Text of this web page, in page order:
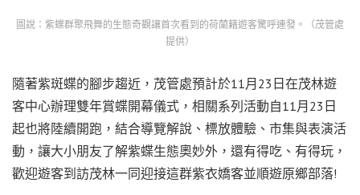
圖說：紫蝶群聚飛舞的生態奇觀讓首次看到的荷蘭籍遊客驚呼連發。（茂管處
提供）
隨著紫斑蝶的腳步趨近，茂管處預計於11月23日在茂林遊
客中心辦理雙年賞蝶開幕儀式，相關系列活動自11月23日
起也將陸續開跑，結合導覽解說、標放體驗、市集與表演活
動，讓大小朋友了解紫蝶生態奧妙外，還有得吃、有得玩，
歡迎遊客到訪茂林一同迎接這群紫衣嬌客並順遊原鄉部落!